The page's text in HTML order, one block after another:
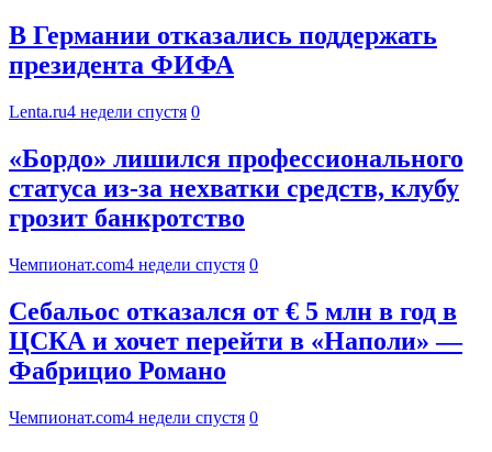
В Германии отказались поддержать
президента ФИФА
Lenta.ru4 недели спустя 0
«Бордо» лишился профессионального
статуса из‑за нехватки средств, клубу
грозит банкротство
Чемпионат.com4 недели спустя 0
Себальос отказался от € 5 млн в год в
ЦСКА и хочет перейти в «Наполи» —
Фабрицио Романо
Чемпионат.com4 недели спустя 0